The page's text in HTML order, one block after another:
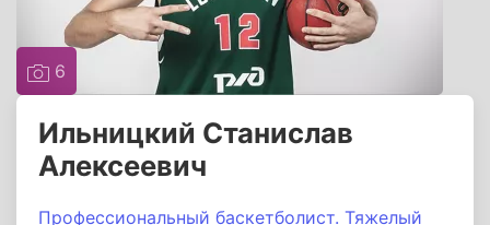
6
Ильницкий Станислав
Алексеевич
Профессиональный баскетболист. Тяжелый